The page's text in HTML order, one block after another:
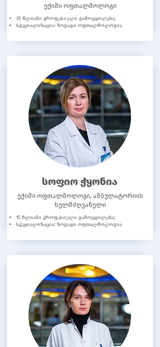
ექიმი ოფთალმოლოგი
35 წლიანი პროფესიული გამოცდილება;
სპეციალიზაცია: ზოგადი ოფთალმოლოგია
სოფიო ჭყონია
ექიმი ოფთალმოლოგი, ამბულატორიის
ხელმძღვანელი
15 წლიანი პროფესიული გამოცდილება;
სპეციალიზაცია: ზოგადი ოფთალმოლოგია